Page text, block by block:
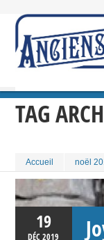
TAG
Accueil noël
19
DÉC2019